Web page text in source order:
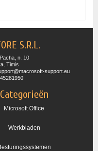
S.R.L.
n. 10
Timis
support.eu
Categorieën
Microsoft Office
Werkbladen